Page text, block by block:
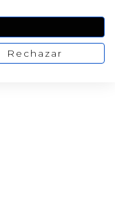
Rechazar